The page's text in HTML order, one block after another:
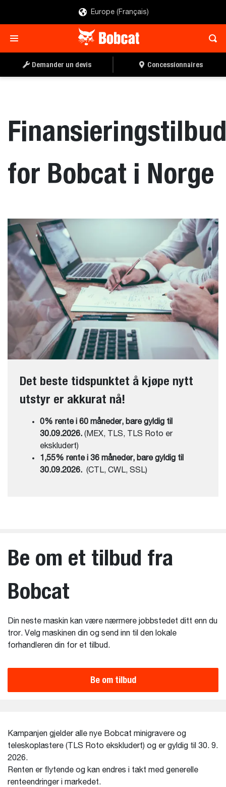
Europe (Français)
Demander un devis Concessionnaires
Finansieringstilbud
for Bobcat i Norge
Det beste tidspunktet å kjøpe nytt
utstyr er akkurat nå!
0% rente i 60 måneder, bare gyldig til
30.09.2026. (MEX, TLS, TLS Roto er
ekskludert)
1,55% rente i 36 måneder, bare gyldig til
30.09.2026. (CTL, CWL, SSL)
Be om et tilbud fra
Bobcat
Din neste maskin kan være nærmere jobbstedet ditt enn du
tror. Velg maskinen din og send inn til den lokale
forhandleren din for et tilbud.
Be om tilbud
Kampanjen gjelder alle nye Bobcat minigravere og
teleskoplastere (TLS Roto ekskludert) og er gyldig til 30. 9.
2026.
Renten er flytende og kan endres i takt med generelle
renteendringer i markedet.